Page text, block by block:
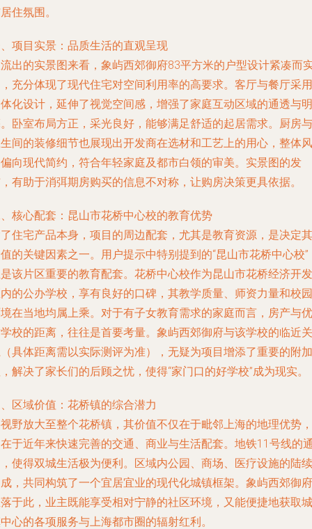
住氛围。
项目实景：品质生活的直观呈现
出的实景图来看，象屿西郊御府83平方米的户型设计紧凑而
充分体现了现代住宅对空间利用率的高要求。客厅与餐厅采用
化设计，延伸了视觉空间感，增强了家庭互动区域的通透与明
卧室布局方正，采光良好，能够满足舒适的起居需求。厨房与
间的装修细节也展现出开发商在选材和工艺上的用心，整体风
向现代简约，符合年轻家庭及都市白领的审美。实景图的发
有助于消弭期房购买的信息不对称，让购房决策更具依据。
核心配套：昆山市花桥中心校的教育优势
住宅产品本身，项目的周边配套，尤其是教育资源，是决定其
的关键因素之一。用户提示中特别提到的“昆山市花桥中心校”
该片区重要的教育配套。花桥中心校作为昆山市花桥经济开发
的公办学校，享有良好的口碑，其教学质量、师资力量和校园
在当地均属上乘。对于有子女教育需求的家庭而言，房产与优
校的距离，往往是首要考量。象屿西郊御府与该学校的临近关
具体距离需以实际测评为准），无疑为项目增添了重要的附加
解决了家长们的后顾之忧，使得“家门口的好学校”成为现实。
区域价值：花桥镇的综合潜力
野放大至整个花桥镇，其价值不仅在于毗邻上海的地理优势，
于近年来快速完善的交通、商业与生活配套。地铁11号线的
使得双城生活极为便利。区域内公园、商场、医疗设施的陆续
，共同构筑了一个宜居宜业的现代化城镇框架。象屿西郊御府
于此，业主既能享受相对宁静的社区环境，又能便捷地获取城
心的各项服务与上海都市圈的辐射红利。